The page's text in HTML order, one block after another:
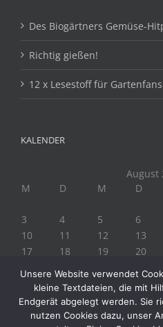
Des Biogärtners Gemüse-
Richtig gießen!
12 x Lesestoff für Gartenfans
KALENDER
August
M
D M D
3
4 5 6
10
11 12 13
17
18 19 20
« Juli
Unsere Website verwendet
kleine Textdateien, die mit
Endgerät abgelegt werden. Sie
nutzen Cookies dazu, unser